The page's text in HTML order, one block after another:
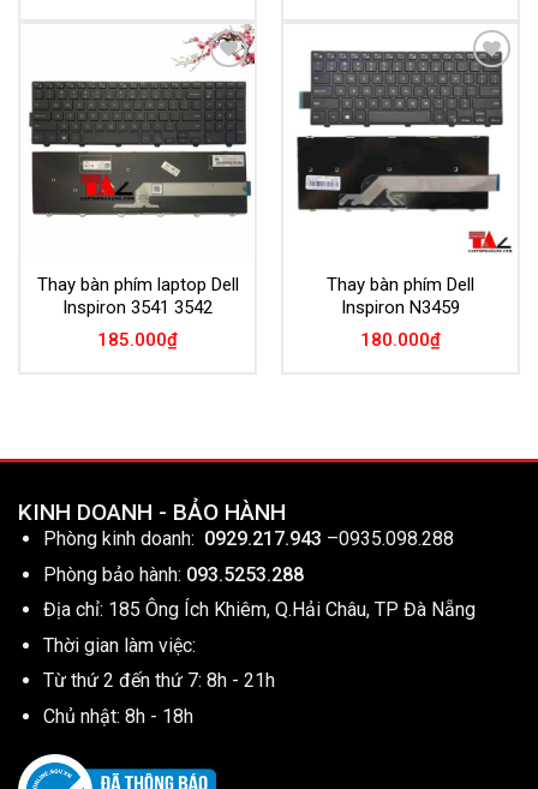
Add to
Wishlist
Thay bàn phím laptop Dell
Inspiron 3541 3542
185.000₫
Add to
Wishlist
Thay bàn phím Dell
Inspiron N3459
180.000₫
KINH DOANH - BẢO HÀNH
Phòng kinh doanh: 0929.217.943 –0935.098.288
Phòng bảo hành: 093.5253.288
Địa chỉ: 185 Ông Ích Khiêm, Q.Hải Châu, TP Đà Nẵng
Thời gian làm việc:
Từ thứ 2 đến thứ 7: 8h - 21h
Chủ nhật: 8h - 18h